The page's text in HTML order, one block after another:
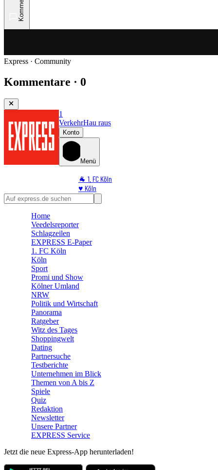
Express · Community
Kommentare · 0
1
VerkehrHau raus
Konto
Menü
🐐 1. FC Köln
♥️ Köln
⭐ Promi
🛒 Shoppingwelt
Home
Veedelsreporter
Schlagzeilen
EXPRESS E-Paper
1. FC Köln
Köln
Sport
Promi und Show
Kölner Umland
NRW
Politik und Wirtschaft
Panorama
Ratgeber
Witz des Tages
Shoppingwelt
Dating
Partnersuche
Testberichte
Unternehmen im Blick
Themen von A bis Z
Spiele
Quiz
Redaktion
Newsletter
Unsere Partner
EXPRESS Service
Jetzt die neue Express-App herunterladen!